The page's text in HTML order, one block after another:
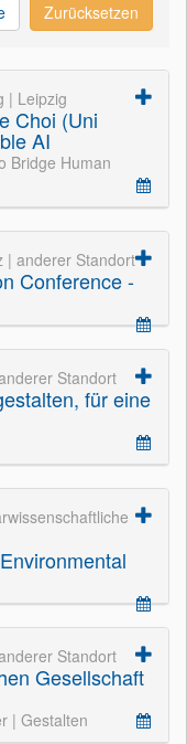
Zurücksetzen
| Leipzig
Choi (Uni
AI
Bridge Human
| anderer Standort
Conference -
Standort
für eine
Standort
Gesellschaft
| Gestalten